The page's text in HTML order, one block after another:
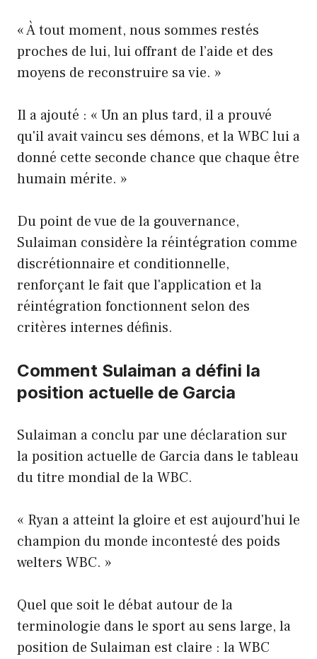
« À tout moment, nous sommes restés
proches de lui, lui offrant de l’aide et des
moyens de reconstruire sa vie. »
Il a ajouté : « Un an plus tard, il a prouvé
qu'il avait vaincu ses démons, et la WBC lui a
donné cette seconde chance que chaque être
humain mérite. »
Du point de vue de la gouvernance,
Sulaiman considère la réintégration comme
discrétionnaire et conditionnelle,
renforçant le fait que l'application et la
réintégration fonctionnent selon des
critères internes définis.
Comment Sulaiman a défini la
position actuelle de Garcia
Sulaiman a conclu par une déclaration sur
la position actuelle de Garcia dans le tableau
du titre mondial de la WBC.
« Ryan a atteint la gloire et est aujourd'hui le
champion du monde incontesté des poids
welters WBC. »
Quel que soit le débat autour de la
terminologie dans le sport au sens large, la
position de Sulaiman est claire : la WBC